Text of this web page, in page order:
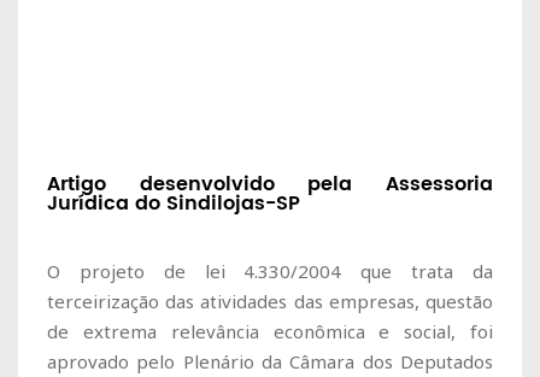
Artigo desenvolvido pela Assessoria
Jurídica do Sindilojas-SP
O projeto de lei 4.330/2004 que trata da
terceirização das atividades das empresas, questão
de extrema relevância econômica e social, foi
aprovado pelo Plenário da Câmara dos Deputados